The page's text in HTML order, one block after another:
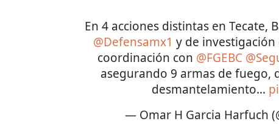
En 4 acciones distintas en Tecate,
@Defensamx1 y de investigación
coordinación con @FGEBC
asegurando 9 armas de fuego,
desmantelamiento…
— Omar H Garcia Harfuch